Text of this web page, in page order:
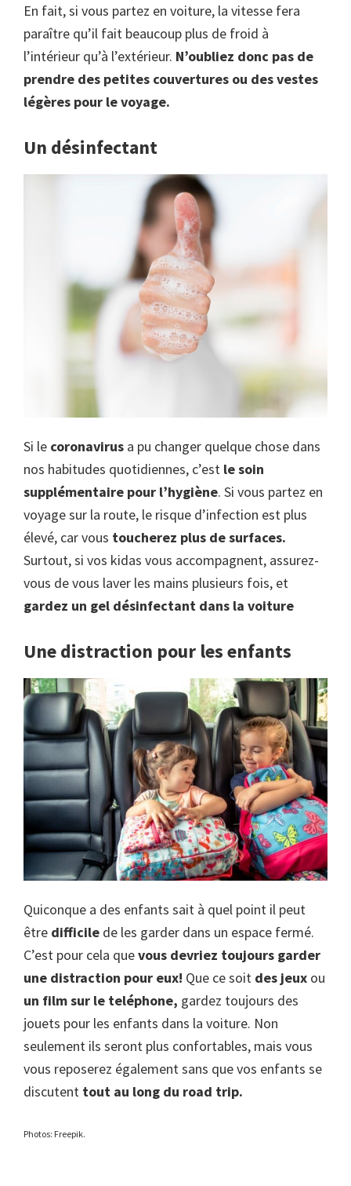
En fait, si vous partez en voiture, la vitesse fera
paraître qu’il fait beaucoup plus de froid à
l’intérieur qu’à l’extérieur. N’oubliez donc pas de
prendre des petites couvertures ou des vestes
légères pour le voyage.
Un désinfectant
Si le coronavirus a pu changer quelque chose dans
nos habitudes quotidiennes, c’est le soin
supplémentaire pour l’hygiène. Si vous partez en
voyage sur la route, le risque d’infection est plus
élevé, car vous toucherez plus de surfaces.
Surtout, si vos kidas vous accompagnent, assurez-
vous de vous laver les mains plusieurs fois, et
gardez un gel désinfectant dans la voiture
Une distraction pour les enfants
Quiconque a des enfants sait à quel point il peut
être difficile de les garder dans un espace fermé.
C’est pour cela quevous devriez toujours garder
une distraction pour eux! Que ce soit des jeux ou
un film sur le teléphone, gardez toujours des
jouets pour les enfants dans la voiture. Non
seulement ils seront plus confortables, mais vous
vous reposerez également sans que vos enfants se
discutent tout au long du road trip.
Photos: Freepik.